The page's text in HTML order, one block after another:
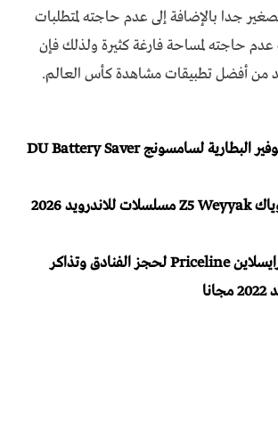
جدا بالإضافة إلى عدم حاجته لمتطلبات
حاجته لمساحة فارغة كثيرة ولذلك فإن
من أفضل تطبيقات مشاهدة كأس العالم.
تحميل برنامج توفير البطارية لسامسونج DU Battery Saver
تحميل برنامج وياك Z5 Weyyak مسلسلات للاندرويد 2026
تحميل تطبيق برايسلاين Priceline لحجز الفنادق وتذاكر